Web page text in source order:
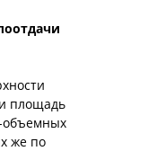
площадь
объемных
же по